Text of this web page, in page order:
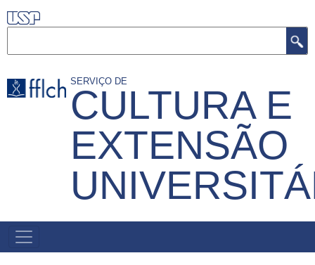
Pular
para
principal
SERVIÇO DE
CULTURA E
EXTENSÃO
MENU
PRIMÁRIO